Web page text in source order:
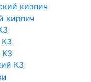
кирпич
кирпич
КЗ
КЗ
КЗ